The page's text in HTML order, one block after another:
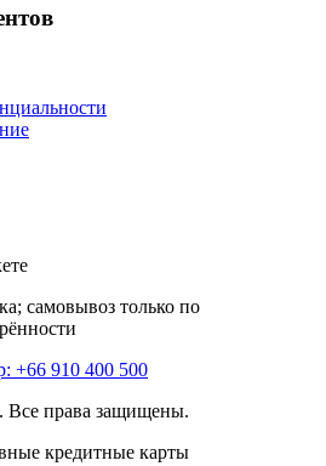
самовывоз только по
+66 910 400 500
Все права защищены.
кредитные карты